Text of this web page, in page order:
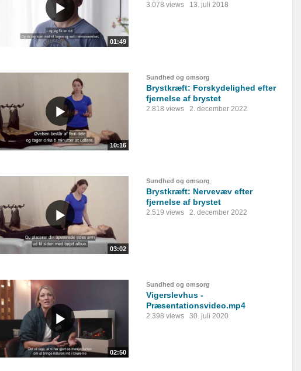
01:49
3.078 views 13. juli 2018
10:16
Sundhed og omsorg
Brystkræft: Forskydelighed efter
fjernelse af brystet
2.818 views 2. december 2022
03:02
Sundhed og omsorg
Brystkræft: Nervevæv efter
fjernelse af brystet
2.519 views 2. december 2022
02:50
Sundhed og omsorg
Vigerslevhus -
Præsentationsvideo.mp4
2.398 views 30. juli 2020